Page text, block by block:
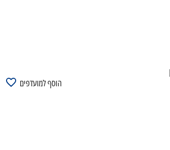
הוסף למועדפים